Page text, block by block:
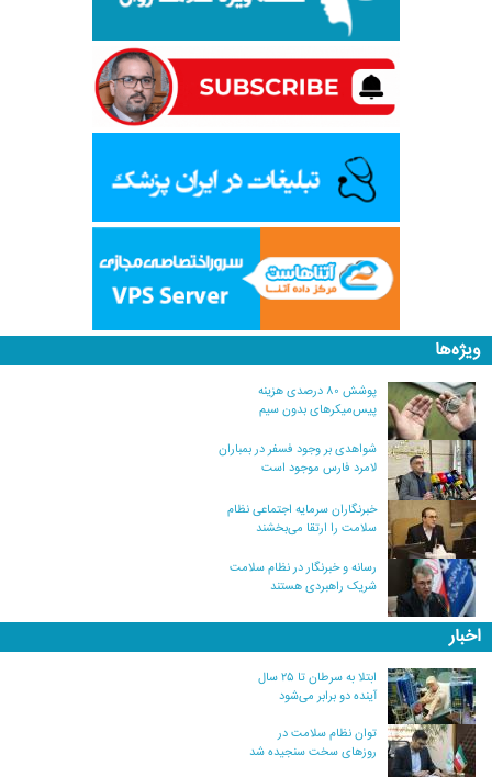
ویژه‌ها
پوشش ۸۰ درصدی هزینه
پیس‌میکرهای بدون سیم
شواهدی بر وجود فسفر در بمباران
لامرد فارس موجود است
خبرنگاران سرمایه اجتماعی نظام
سلامت را ارتقا می‌بخشند
رسانه و خبرنگار در نظام سلامت
شریک راهبردی هستند
اخبار
ابتلا به سرطان تا ۲۵ سال
آینده دو برابر می‌شود
توان نظام سلامت در
روزهای سخت سنجیده شد